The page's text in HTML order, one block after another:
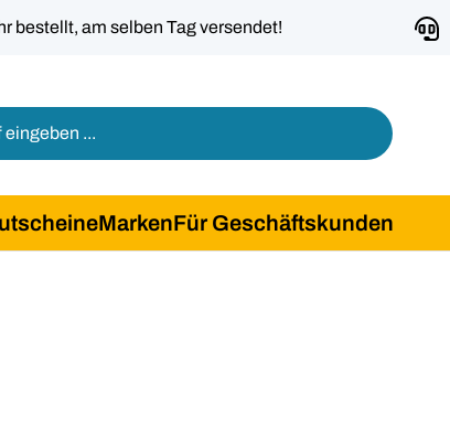
bestellt, am selben Tag versendet!
MarkenFür Geschäftskunden